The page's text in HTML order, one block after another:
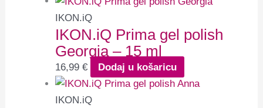
IKON.iQ
IKON.iQ Prima gel polish
Georgia – 15 ml
16,99€ Dodaj u košaricu
IKON.iQ